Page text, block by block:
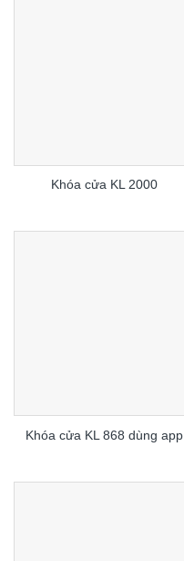
Khóa cửa KL 2000
Khóa cửa KL 868 dùng app